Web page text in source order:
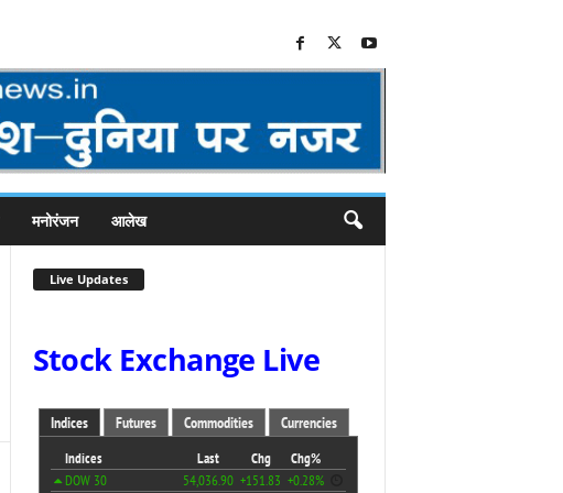
मनोरंजन आलेख
Live Updates
Stock Exchange Live